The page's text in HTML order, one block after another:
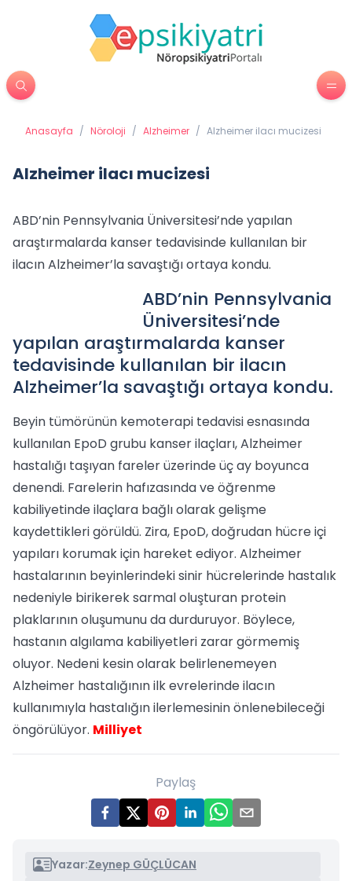
Anasayfa / Nöroloji / Alzheimer / Alzheimer ilacı mucizesi
Alzheimer ilacı mucizesi
ABD’nin Pennsylvania Üniversitesi’nde yapılan
araştırmalarda kanser tedavisinde kullanılan bir
ilacın Alzheimer’la savaştığı ortaya kondu.
ABD’nin Pennsylvania
Üniversitesi’nde
yapılan araştırmalarda kanser
tedavisinde kullanılan bir ilacın
Alzheimer’la savaştığı ortaya kondu.
Beyin tümörünün kemoterapi tedavisi esnasında
kullanılan EpoD grubu kanser ilaçları, Alzheimer
hastalığı taşıyan fareler üzerinde üç ay boyunca
denendi. Farelerin hafızasında ve öğrenme
kabiliyetinde ilaçlara bağlı olarak gelişme
kaydettikleri görüldü. Zira, EpoD, doğrudan hücre içi
yapıları korumak için hareket ediyor. Alzheimer
hastalarının beyinlerindeki sinir hücrelerinde hastalık
nedeniyle birikerek sarmal oluşturan protein
plaklarının oluşumunu da durduruyor. Böylece,
hastanın algılama kabiliyetleri zarar görmemiş
oluyor. Nedeni kesin olarak belirlenemeyen
Alzheimer hastalığının ilk evrelerinde ilacın
kullanımıyla hastalığın ilerlemesinin önlenebileceği
öngörülüyor. Milliyet
Paylaş
Yazar:Zeynep GÜÇLÜCAN